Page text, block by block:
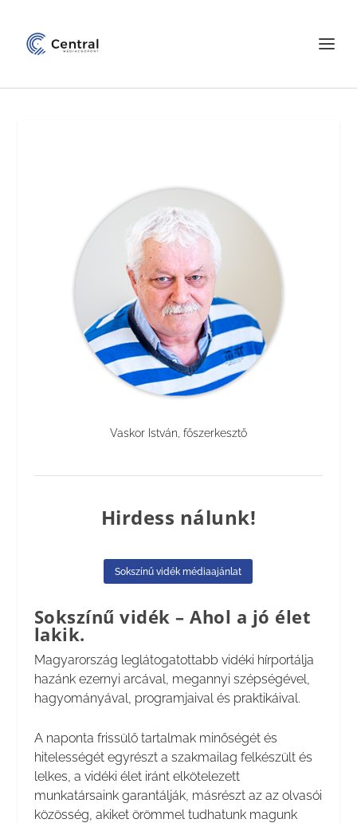
Vaskor István, főszerkesztő
Hirdess nálunk!
Sokszínű vidék médiaajánlat
Sokszínű vidék – Ahol a jó élet
lakik.
Magyarország leglátogatottabb vidéki hírportálja
hazánk ezernyi arcával, megannyi szépségével,
hagyományával, programjaival és praktikáival.
A naponta frissülő tartalmak minőségét és
hitelességét egyrészt a szakmailag felkészült és
lelkes, a vidéki élet iránt elkötelezett
munkatársaink garantálják, másrészt az az olvasói
közösség, akiket örömmel tudhatunk magunk